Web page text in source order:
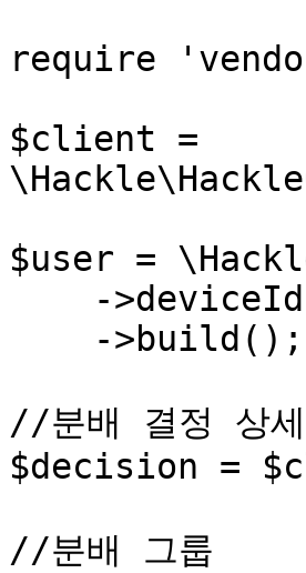
require
$client =
$user =
//분배 결정 상세
$decision =
//분배 그룹